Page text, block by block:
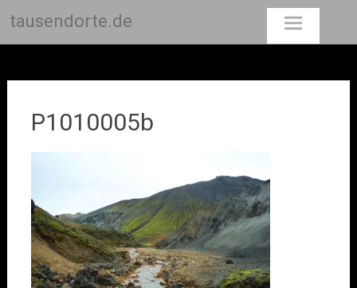
tausendorte.de
P1010005b